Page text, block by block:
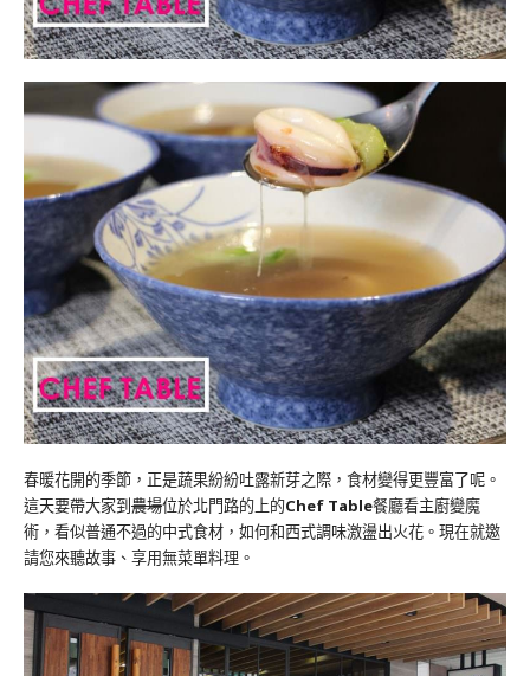
春暖花開的季節，正是蔬果紛紛吐露新芽之際，食材變得更豐富了呢。
這天要帶大家到農場位於北門路的上的Chef Table餐廳看主廚變魔
術，看似普通不過的中式食材，如何和西式調味激盪出火花。現在就邀
請您來聽故事、享用無菜單料理。